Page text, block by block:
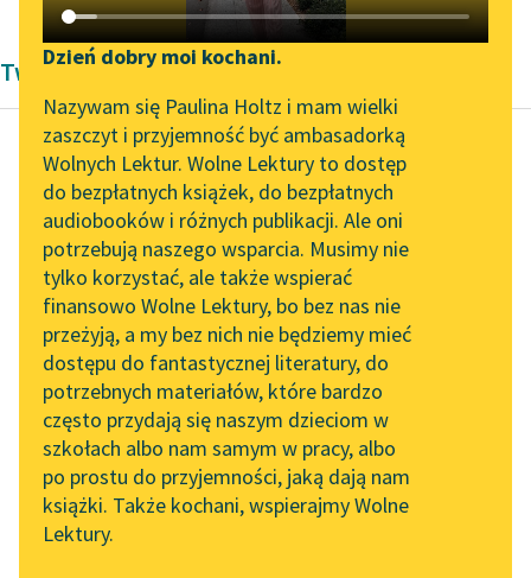
Katalog DAISY
Podkasty o książkach
Zgłoś brak utworu
Aktualności
„Prokurator Alicja Horn”
do słuchania
Byliśmy częścią AI Impact
Lab
Zapraszamy na spotkanie
online z tłumaczkami
literatury skandynawskiej
Spotkanie z Katarzyną
Tunkiel w Oslo
102. lata temu zmarł
Joseph Conrad
Narzędzia
Mapa Wolnych Lektur
Leśmianator
Przewodnik dla piszących i
czytających
API
OAI-PMH
Widget Wolnych Lektur
Przypisy
Dzień dobry moi kochani.
Nazywam się Paulina Holtz i mam wielki
zaszczyt i przyjemność być ambasadorką
Wolnych Lektur. Wolne Lektury to dostęp
do bezpłatnych książek, do bezpłatnych
audiobooków i różnych publikacji. Ale oni
potrzebują naszego wsparcia. Musimy nie
tylko korzystać, ale także wspierać
finansowo Wolne Lektury, bo bez nas nie
przeżyją, a my bez nich nie będziemy mieć
dostępu do fantastycznej literatury, do
potrzebnych materiałów, które bardzo
często przydają się naszym dzieciom w
szkołach albo nam samym w pracy, albo
po prostu do przyjemności, jaką dają nam
książki. Także kochani, wspierajmy Wolne
Lektury.
Twórczość Zygmunta Kaczkowskiego
Zygmunt Kaczkowski
Murdelio
nagle szmer się zrobił
pomiędzy gośćmi i z
drzwi przeciwległych
krokiem powolnym i
posuwistym wszedł...
Czytaj więcej